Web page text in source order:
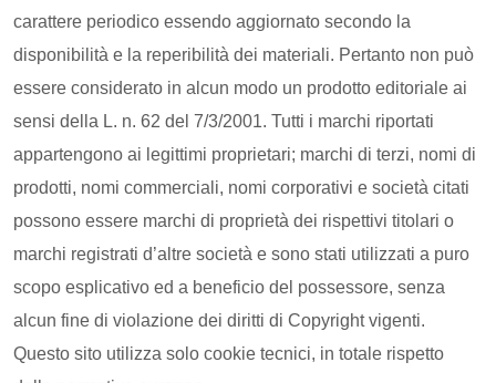
carattere periodico essendo aggiornato secondo la
disponibilità e la reperibilità dei materiali. Pertanto non può
essere considerato in alcun modo un prodotto editoriale ai
sensi della L. n. 62 del 7/3/2001. Tutti i marchi riportati
appartengono ai legittimi proprietari; marchi di terzi, nomi di
prodotti, nomi commerciali, nomi corporativi e società citati
possono essere marchi di proprietà dei rispettivi titolari o
marchi registrati d’altre società e sono stati utilizzati a puro
scopo esplicativo ed a beneficio del possessore, senza
alcun fine di violazione dei diritti di Copyright vigenti.
Questo sito utilizza solo cookie tecnici, in totale rispetto